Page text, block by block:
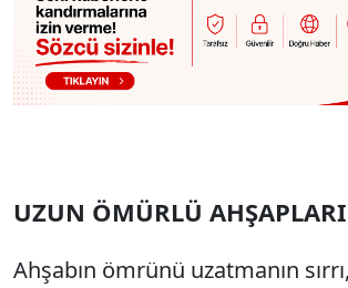
UZUN ÖMÜRLÜ
Ahşabın ömrünü uzatmanın